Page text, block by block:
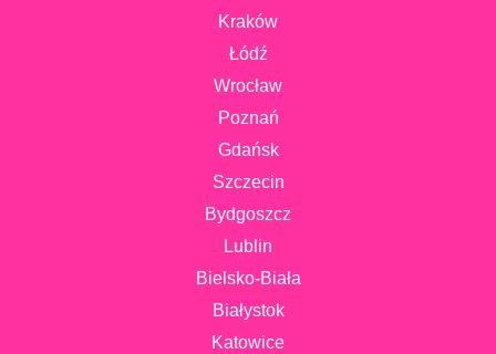
Kraków
Łódź
Wrocław
Poznań
Gdańsk
Szczecin
Bydgoszcz
Lublin
Bielsko-Biała
Białystok
Katowice